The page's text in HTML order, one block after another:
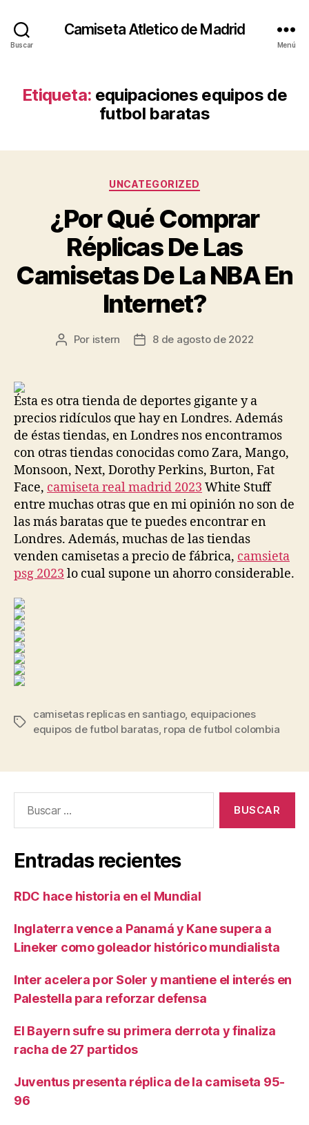
Buscar
Camiseta Atletico de Madrid
Menú
Etiqueta: equipaciones equipos de
futbol baratas
Categorías
UNCATEGORIZED
¿Por Qué Comprar
Réplicas De Las
Camisetas De La NBA En
Internet?
Autor
Por istern
Fecha8 de agosto de 2022
Ésta es otra tienda de deportes gigante y a
precios ridículos que hay en Londres. Además
de éstas tiendas, en Londres nos encontramos
con otras tiendas conocidas como Zara, Mango,
Monsoon, Next, Dorothy Perkins, Burton, Fat
Face, camiseta real madrid 2023 White Stuff
entre muchas otras que en mi opinión no son de
las más baratas que te puedes encontrar en
Londres. Además, muchas de las tiendas
venden camisetas a precio de fábrica, camsieta
psg 2023 lo cual supone un ahorro considerable.
Etiquetas
camisetas replicas en santiago, equipaciones
equipos de futbol baratas, ropa de futbol colombia
Entradas recientes
RDC hace historia en el Mundial
Inglaterra vence a Panamá y Kane supera a
Lineker como goleador histórico mundialista
Inter acelera por Soler y mantiene el interés en
Palestella para reforzar defensa
El Bayern sufre su primera derrota y finaliza
racha de 27 partidos
Juventus presenta réplica de la camiseta 95-
96